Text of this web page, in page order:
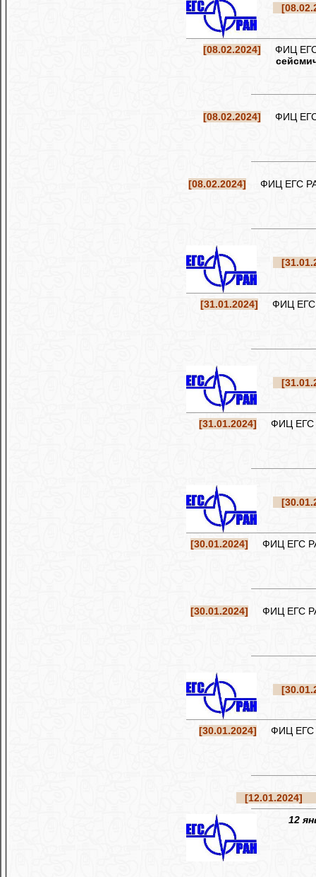
[08.02.2024] ФИЦ ЕГС
[08.02.2024] ФИЦ ЕГС
[08.02.2024] ФИЦ ЕГС РАН
[31.01.2024] ФИЦ ЕГС
[31.01.2024] ФИЦ ЕГС
[30.01.2024] ФИЦ ЕГС РАН
[30.01.2024] ФИЦ ЕГС РАН
[30.01.2024] ФИЦ ЕГС
[12.01.2024]
12